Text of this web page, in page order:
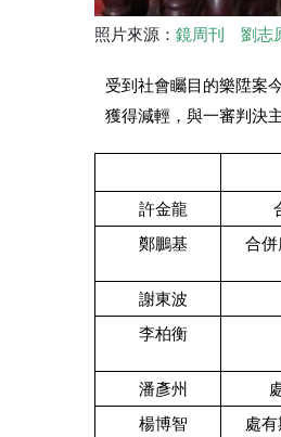
照片來源： 鏡周刊 劉志
受到社會矚目的樂陞案
獲得減輕，與一審判決
許金龍
鄭鵬基
合併
謝東波
李柏衡
潘彥州
楊博智
處